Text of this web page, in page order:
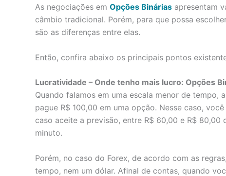
As negociações em Opções Binárias apresentam
câmbio tradicional. Porém, para que possa
são as diferenças entre elas.
Então, confira abaixo os principais pontos
Lucratividade – Onde tenho mais lucro: Opções
Quando falamos em uma escala menor de tempo,
pague R$ 100,00 em uma opção. Nesse caso,
caso aceite a previsão, entre R$ 60,00 e R$
minuto.
Porém, no caso do Forex, de acordo com as
tempo, nem um dólar. Afinal de contas, quando